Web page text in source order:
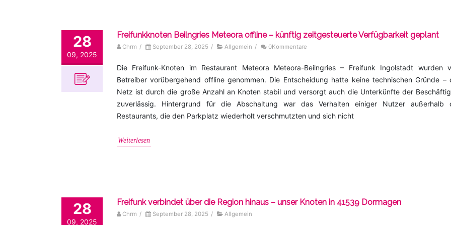
28
09, 2025
Freifunkknoten Beilngries Meteora offline – künftig zeitgesteuerte Verfügbarkeit geplant
Chrm / September 28, 2025 / Allgemein / 0Kommentare
Die Freifunk-Knoten im Restaurant Meteora Meteora-Beilngries – Freifunk Ingolstadt wurden
Betreiber vorübergehend offline genommen. Die Entscheidung hatte keine technischen Gründe –
Netz ist durch die große Anzahl an Knoten stabil und versorgt auch die Unterkünfte der
zuverlässig. Hintergrund für die Abschaltung war das Verhalten einiger Nutzer außerhalb
Restaurants, die den Parkplatz wiederholt verschmutzten und sich nicht
Weiterlesen
28
09, 2025
Freifunk verbindet über die Region hinaus – unser Knoten in 41539 Dormagen
Chrm / September 28, 2025 / Allgemein